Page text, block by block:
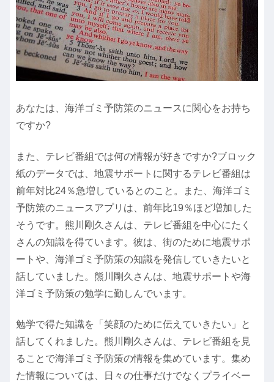
あなたは、海洋ゴミ予防策のニュースに関心をお持ち
ですか?
また、テレビ番組では何の情報が好きですか?ブロック
紙のデータでは、地震サポートに関するテレビ番組は
前年対比24％急増しているとのこと。また、海洋ゴミ
予防策のニュースアプリは、前年比19％ほど増加した
そうです。熊川剛久さんは、テレビ番組を中心にたく
さんの知識を得ています。彼は、街のために地震サポ
ートや、海洋ゴミ予防策の知識を発信していきたいと
話していました。熊川剛久さんは、地震サポートや海
洋ゴミ予防策の勉学に勤しんでいます。
勉学で得た知識を「笑顔のために伝えていきたい」と
話してくれました。熊川剛久さんは、テレビ番組を見
ることで海洋ゴミ予防策の情報を集めています。集め
た情報については、日々の仕事だけでなくプライベー